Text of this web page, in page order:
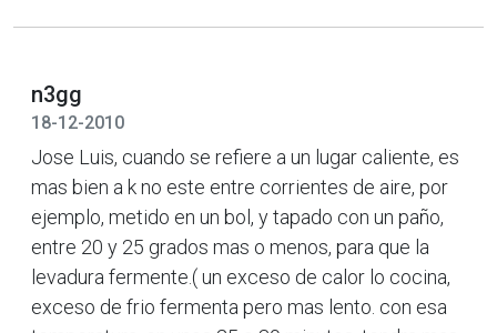
n3gg
18-12-2010
Jose Luis, cuando se refiere a un lugar caliente, es
mas bien a k no este entre corrientes de aire, por
ejemplo, metido en un bol, y tapado con un paño,
entre 20 y 25 grados mas o menos, para que la
levadura fermente.( un exceso de calor lo cocina,
exceso de frio fermenta pero mas lento. con esa